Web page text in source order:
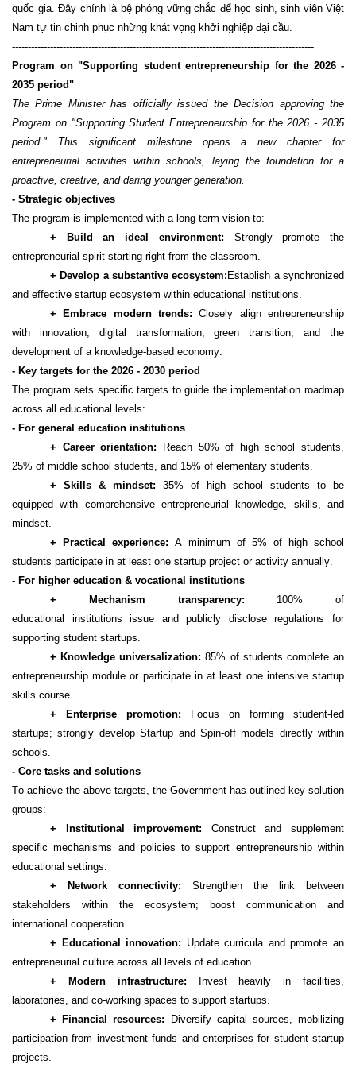
quốc gia. Đây chính là bệ phóng vững chắc để học sinh, sinh viên Việt
Nam tự tin chinh phục những khát vọng khởi nghiệp đại cầu.
-----------------------------------------------------------------------------------------------
Program on "Supporting student entrepreneurship for the 2026 -
2035 period"
The Prime Minister has officially issued the Decision approving the
Program on "Supporting Student Entrepreneurship for the 2026- 2035
period." This significant milestone opens a new chapter for
entrepreneurial activities within schools, laying the foundation for a
proactive, creative, and daring younger generation.
- Strategic objectives
The program is implemented with a long-term vision to:
+ Build anideal environment: Strongly promote the
entrepreneurial spirit starting right from the classroom.
+ Develop a substantive ecosystem: Establish a synchronized
and effective startup ecosystem within educational institutions.
+ Embrace moderntrends: Closely align entrepreneurship
with innovation, digital transformation, green transition, and the
development of a knowledge-based economy.
- Key targets for the 2026 - 2030 period
The program sets specific targets to guide the implementation roadmap
across all educational levels:
- For general education institutions
+ Careerorientation: Reach 50% of high school students,
25% of middle school students, and 15% of elementary students.
+ Skills & mindset: 35% of high school students to be
equipped with comprehensive entrepreneurial knowledge, skills, and
mindset.
+ Practical experience: A minimum of 5% of high school
students participate in at least one startup project or activity annually.
- For higher education & vocational institutions
+ Mechanism transparency: 100% of
educational institutions issue and publicly discloseregulations for
supporting student startups.
+ Knowledgeuniversalization: 85% of students completean
entrepreneurship module or participatein at least one intensive startup
skills course.
+ Enterprise promotion: Focus on forming student-led
startups; strongly developStartup and Spin-off models directly within
schools.
- Core tasks and solutions
To achieve the above targets, the Government has outlined key solution
groups:
+ Institutionalimprovement: Construct and supplement
specific mechanisms and policies to support entrepreneurship within
educational settings.
+ Network connectivity: Strengthen the link between
stakeholders within the ecosystem; boost communication and
international cooperation.
+ Educationalinnovation: Update curricula and promote an
entrepreneurial culture across all levels of education.
+ Modern infrastructure: Invest heavily in facilities,
laboratories, and co-working spaces to support startups.
+ Financialresources: Diversify capital sources, mobilizing
participation from investment funds and enterprises for student startup
projects.